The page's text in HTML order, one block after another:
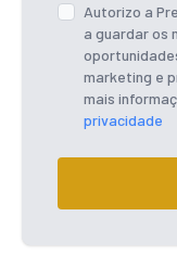
Autorizo a
a guardar os
marketing e
mais
privacidade